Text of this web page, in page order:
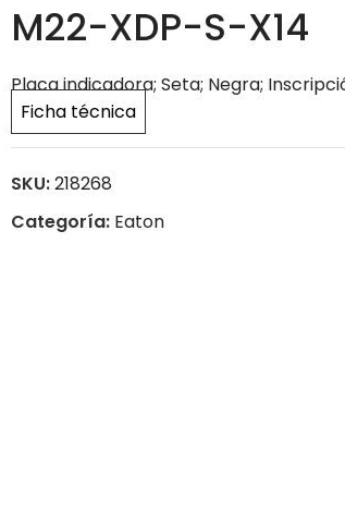
M22-XDP-S-X14
Placa indicadora; Seta; Negra;
Ficha técnica
SKU:218268
Categoría: Eaton